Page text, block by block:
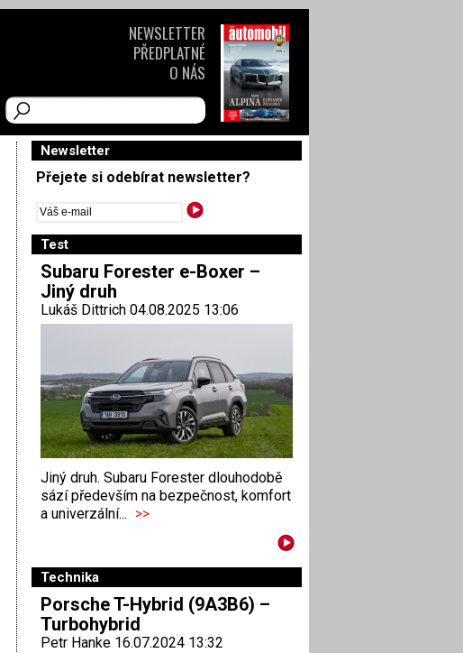
Newsletter
Přejete si odebírat newsletter?
Test
Subaru Forester e-Boxer –
Jiný druh
Lukáš Dittrich 04.08.2025 13:06
Jiný druh. Subaru Forester dlouhodobě
sází především na bezpečnost, komfort
a univerzální... >>
Technika
Porsche T-Hybrid (9A3B6) –
Turbohybrid
Petr Hanke 16.07.2024 13:32
NEWSLETTER
PŘEDPLATNÉ
O NÁS